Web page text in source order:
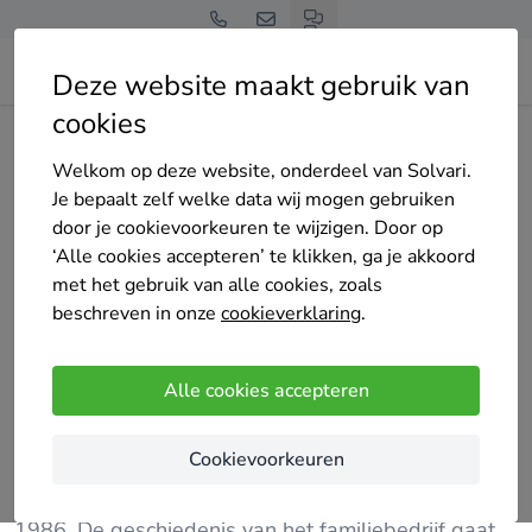
Deze website maakt gebruik van
cookies
Welkom op deze website, onderdeel van Solvari.
Je bepaalt zelf welke data wij mogen gebruiken
door je cookievoorkeuren te wijzigen. Door op
‘Alle cookies accepteren’ te klikken, ga je akkoord
met het gebruik van alle cookies, zoals
beschreven in onze cookieverklaring.
Alle cookies accepteren
Cookievoorkeuren
Home Zonnepanelen
Beudeker zonwering & zonnepanelen
Nog geen reviews
Zaandijk
In de huidige bedrijfsvorm, geïnitieerd door Daan